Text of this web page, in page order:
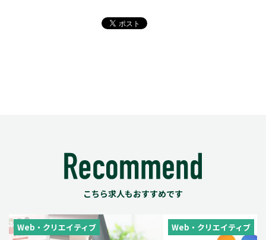
こちら求人もおすすめです
Web・クリエイティブ Web・クリエイティブ